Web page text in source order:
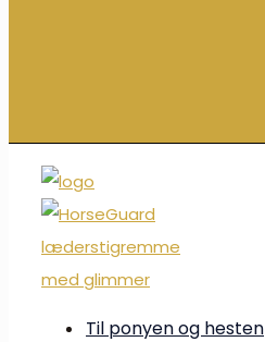
Til ponyen og hesten